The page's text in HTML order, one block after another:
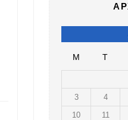
M T
3
4
10
11